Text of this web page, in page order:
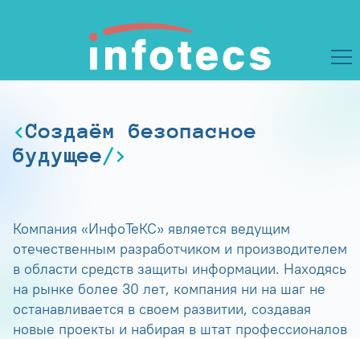
Создаём безопасное
будущее
Компания «ИнфоТеКС» является ведущим
отечественным разработчиком и производителем
в области средств защиты информации. Находясь
на рынке более 30 лет, компания ни на шаг не
останавливается в своем развитии, создавая
новые проекты и набирая в штат профессионалов